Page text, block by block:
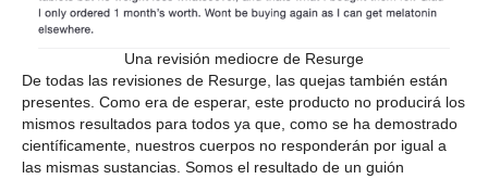
Una revisión mediocre de Resurge
De todas las revisiones de Resurge, las quejas también están
presentes. Como era de esperar, este producto no producirá los
mismos resultados para todos ya que, como se ha demostrado
científicamente, nuestros cuerpos no responderán por igual a
las mismas sustancias. Somos el resultado de un guión